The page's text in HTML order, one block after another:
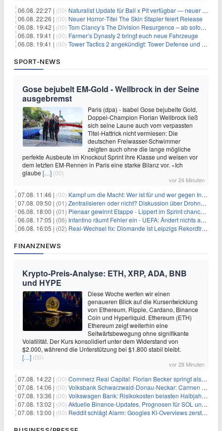
06.08. 22:27 | (00) Naturalist Update für Ball x Pit verfügbar — neuer Content auf allen Plattformen
06.08. 22:26 | (00) Neuer Horror‑Titel The Skin Stapler feiert Release
06.08. 19:42 | (00) Tom Clancy’s The Division Resurgence – ab sofort für euch verfügbar
06.08. 19:41 | (00) Farmer’s Dynasty 2 bringt euch neue Fahrzeuge
06.08. 19:41 | (00) Tower Tactics 2 angekündigt: Tower Defense und Deckbuilding Kombo kehrt zurück
SPORT-NEWS
Gose bejubelt EM-Gold - Wellbrock in der Seine
ausgebremst
Paris (dpa) - Isabel Gose bejubelte Gold,
Doppel-Champion Florian Wellbrock ließ
sich seine Laune auch vom verpassten
Titel-Hattrick nicht vermiesen: Die
deutschen Freiwasser-Schwimmer
zeigten auch ohne die lange mögliche
perfekte Ausbeute im Knockout Sprint ihre Klasse und weisen vor
dem letzten EM-Rennen in Paris eine starke Bilanz vor. «Ich
glaube […] (00)
vor 24 Minuten
07.08. 11:46 | (00) Kampf um die Macht: Wer ist für und wer gegen Infantino?
07.08. 09:50 | (01) Zentralisieren oder nicht? Diskussion über Drohnenabwehr
06.08. 18:00 | (01) Pienaar gewinnt Etappe - Lippert im Sprint chancenlos
06.08. 17:05 | (06) Infantino räumt Fehler ein - UEFA: Ändert nichts an Boykott
06.08. 16:05 | (02) Real-Wechsel fix: Diomande ist Leipzigs Rekordtransfer
FINANZNEWS
Krypto-Preis-Analyse: ETH, XRP, ADA, BNB
und HYPE
Diese Woche werfen wir einen
genaueren Blick auf die Kursentwicklung
von Ethereum, Ripple, Cardano, Binance
Coin und Hyperliquid. Ethereum (ETH)
Ethereum zeigt weiterhin eine
Seitwärtsbewegung ohne signifikante
Volatilität. Der Kurs konsolidiert unter dem Widerstand von
$2.000, während die Unterstützung bei $1.800 stabil bleibt.
[…] (00)
vor 28 Minuten
07.08. 14:22 | (00) Commerz Real Capital: Florian Becker springt als Leiter ein
07.08. 14:06 | (00) Volksbank Schwarzwald-Donau-Neckar: Carmen Wedam übernimmt Aufsichtsratsvorsitz
07.08. 13:36 | (00) Volkswagen Bank: Risikokosten belasten Halbjahresergebnis
07.08. 13:02 | (00) Aktuelle Binance-Updates, Prognosen für SOL und DOGE: Zusammenfassung vom 7. August
07.08. 13:00 | (00) Reddit schlägt Alarm: Googles KI-Overviews zerstören das Traffic-Geschäftsmodell